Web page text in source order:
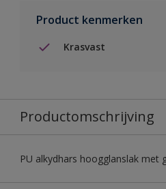
Product kenmerken
Krasvast
Productomschrijving
PU alkydhars hoogglanslak met